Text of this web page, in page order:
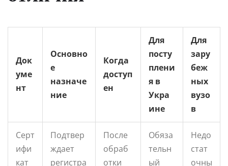
Док
уме
нт
Основно
е
назначе
ние
Когда
доступ
ен
Для
посту
плени
я в
Укра
ине
Для
зару
беж
ных
вузо
в
Серт
ифи
кат
Подтвер
ждает
регистра
После
обраб
отки
Обяза
тельн
ый
Недо
стат
очны